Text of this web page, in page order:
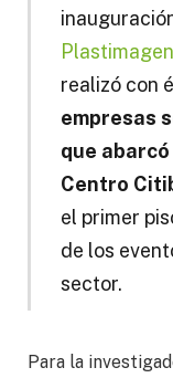
realizó con
empresas
que
Centro
el primer
de los
sector.
Para la